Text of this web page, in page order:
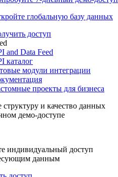
глобальную базу данных
доступ
and Data Feed
каталог
модули интеграции
проекты для бизнеса
и качество данных
демо-доступе
индивидуальный доступ
данным